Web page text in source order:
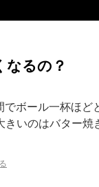
なるの？
ボール一杯ほ
いのはバター焼